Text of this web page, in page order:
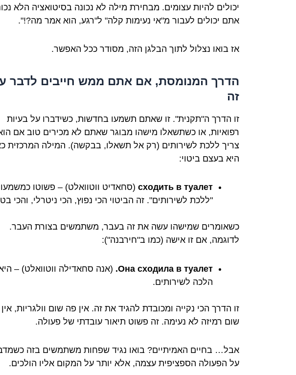
יכולים להיות עצומים. מבחירת מילה לא נכונה בסיטואציה הלא
אתם יכולים לעבור מ"אי נעימות קלה" ל"רגע, הוא אמר מה?!".
אז בואו נצלול לתוך הבלגן הזה, מסודר ככל האפשר.
הדרך המנומסת, אם אתם ממש חייבים לדבר
זה
זו הדרך ה"תקנית". זו שאתם תשמעו בחדשות, כשידברו על בעיות
רפואיות, או כשתשאלו מישהו מבוגר שאתם לא מכירים טוב אם
צריך ללכת לשירותים (רק אל תשאלו, בבקשה). המילה המרכזית
היא בעצם ביטוי:
сходить в туалет (סחאדיט ווטוואלט) – פשוטו
"ללכת לשירותים". זה הביטוי הכי נפוץ, הכי ניטרלי, והכי
כשאומרים שמישהו עשה את זה בעבר, משתמשים בצורת העבר.
לדוגמה, אם זו אישה (כמו ב"חירבנה"):
Она сходила в туалет. (אנה סחאדילה ווטוואלט) –
הלכה לשירותים.
זו הדרך הכי נקייה ומכובדת להגיד את זה. אין פה שום וולגריות,
שום רמיזה לא נעימה. זה פשוט תיאור עובדתי של פעולה.
אבל… בחיים האמיתיים? בואו נגיד שפחות משתמשים בזה
על הפעולה הספציפית עצמה, אלא יותר על המקום אליו הולכים.